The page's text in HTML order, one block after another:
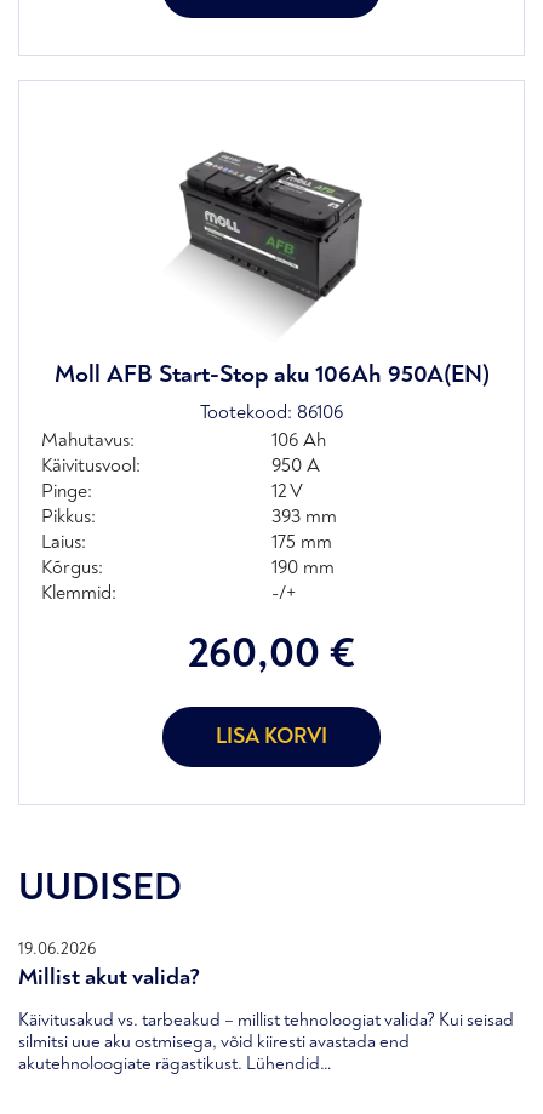
Moll AFB Start-Stop aku 106Ah 950A(EN)
Tootekood: 86106
Mahutavus:
106 Ah
Käivitusvool:
950 A
Pinge:
12 V
Pikkus:
393 mm
Laius:
175 mm
Kõrgus:
190 mm
Klemmid:
-/+
260,00 €
LISA KORVI
UUDISED
19.06.2026
Millist akut valida?
Käivitusakud vs. tarbeakud – millist tehnoloogiat valida? Kui seisad
silmitsi uue aku ostmisega, võid kiiresti avastada end
akutehnoloogiate rägastikust. Lühendid…